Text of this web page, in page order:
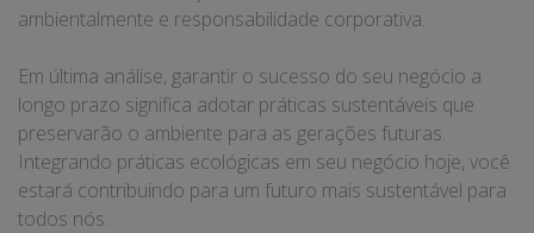
ambientalmente e responsabilidade corporativa.
Em última análise, garantir o sucesso do seu negócio a
longo prazo significa adotar práticas sustentáveis que
preservarão o ambiente para as gerações futuras.
Integrando práticas ecológicas em seu negócio hoje, você
estará contribuindo para um futuro mais sustentável para
todos nós.